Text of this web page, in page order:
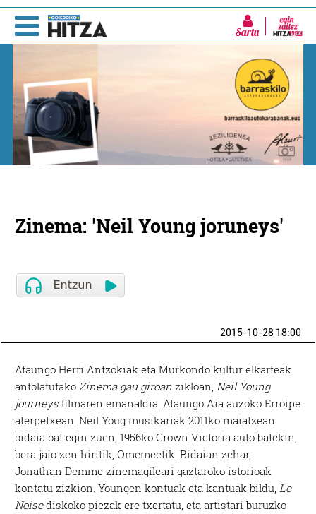
Sartu
Zinema: 'Neil Young joruneys'
2015-10-28 18:00
Ataungo Herri Antzokiak eta Murkondo kultur elkarteak
antolatutakoZinema gau giroan zikloan,Neil Young
journeys filmaren emanaldia. Ataungo Aia auzoko Erroipe
aterpetxean. Neil Youg musikariak 2011ko maiatzean
bidaia bat egin zuen, 1956ko Crown Victoria auto batekin,
bera jaio zen hiritik, Omemeetik. Bidaian zehar,
Jonathan Demme zinemagileari gaztaroko istorioak
kontatu zizkion. Youngen kontuak eta kantuak bildu,Le
Noisediskoko piezak ere txertatu, eta artistari buruzko